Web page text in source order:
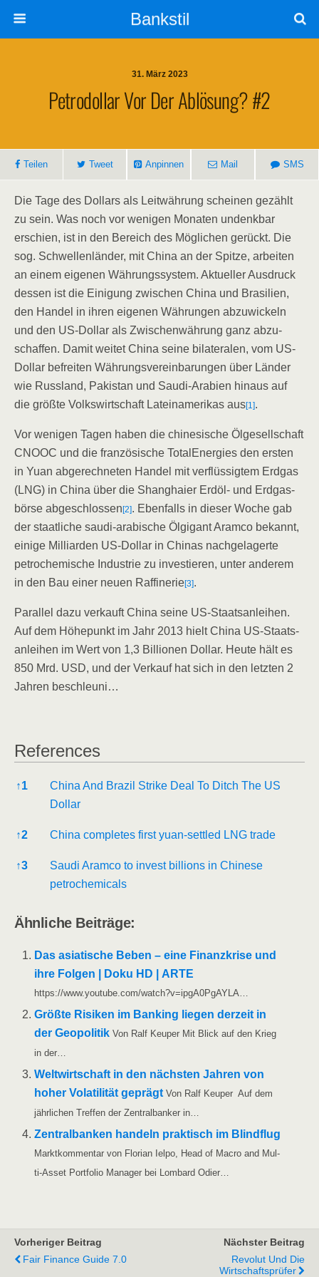
Bankstil
31. März 2023
Petro­dol­lar Vor Der Ablö­sung? #2
Tei­len Tweet Anpin­nen Mail SMS
Die Tage des Dol­lars als Leit­wäh­rung schei­nen gezählt
zu sein. Was noch vor weni­gen Mona­ten undenk­bar
erschien, ist in den Bereich des Mög­li­chen gerückt. Die
sog. Schwel­len­län­der, mit Chi­na an der Spit­ze, arbei­ten
an einem eige­nen Wäh­rungs­sys­tem. Aktu­el­ler Aus­druck
des­sen ist die Eini­gung zwi­schen Chi­na und Bra­si­li­en,
den Han­del in ihren eige­nen Wäh­run­gen abzu­wi­ckeln
und den US-Dol­lar als Zwi­schen­wäh­rung ganz abzu­
schaf­fen. Damit wei­tet Chi­na sei­ne bila­te­ra­len, vom US-
Dol­lar befrei­ten Wäh­rungs­ver­ein­ba­run­gen über Län­der
wie Russ­land, Paki­stan und Sau­di-Ara­bi­en hin­aus auf
die größ­te Volks­wirt­schaft Latein­ame­ri­kas aus[1].
Vor weni­gen Tagen haben die chi­ne­si­sche Ölge­sell­schaft
CNOOC und die fran­zö­si­sche Total­Ener­gies den ers­ten
in Yuan abge­rech­ne­ten Han­del mit ver­flüs­sig­tem Erd­gas
(LNG) in Chi­na über die Shang­hai­er Erd­öl- und Erd­gas­
bör­se abge­schlos­sen [2]. Eben­falls in die­ser Woche gab
der staat­li­che sau­di-ara­bi­sche Ölgi­gant Aram­co bekannt,
eini­ge Mil­li­ar­den US-Dol­lar in Chi­nas nach­ge­la­ger­te
petro­che­mi­sche Indus­trie zu inves­tie­ren, unter ande­rem
in den Bau einer neu­en Raf­fi­ne­rie[3].
Par­al­lel dazu ver­kauft Chi­na sei­ne US-Staats­an­lei­hen.
Auf dem Höhe­punkt im Jahr 2013 hielt Chi­na US-Staats­
an­lei­hen im Wert von 1,3 Bil­lio­nen Dol­lar. Heu­te hält es
850 Mrd. USD, und der Ver­kauf hat sich in den letz­ten 2
Jah­ren beschleuni…
Refe­ren­ces
Refe­ren­ces
↑1
Chi­na And Bra­zil Strike Deal To Ditch The US
Dollar
↑2 Chi­na com­ple­tes first yuan-sett­led LNG trade
↑3
Sau­di Aram­co to invest bil­li­ons in Chi­ne­se
petrochemicals
Ähn­li­che Beiträge:
Das asia­ti­sche Beben – eine Finanz­kri­se und
ihre Fol­gen | Doku HD | ARTE
https://www.youtube.com/watch?v=ipgA0PgAYLA…
Größ­te Risi­ken im Ban­king lie­gen der­zeit in
der Geo­po­li­tik Von Ralf Keu­per Mit Blick auf den Krieg
in der…
Welt­wirt­schaft in den nächs­ten Jah­ren von
hoher Vola­ti­li­tät geprägt Von Ralf Keu­per Auf dem
jähr­li­chen Tref­fen der Zen­tral­ban­ker in…
Zen­tral­ban­ken han­deln prak­tisch im Blind­flug
Markt­kom­men­tar von Flo­ri­an Iel­po, Head of Macro and Mul­­
ti-Asset Port­fo­lio Mana­ger bei Lom­bard Odier…
Vorheriger Beitrag
Fair Finance Guide 7.0
Nächster Beitrag
Revolut Und Die
Wirtschaftsprüfer